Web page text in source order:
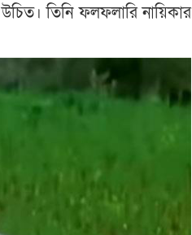
তিনি ফলফলারি নায়িকার